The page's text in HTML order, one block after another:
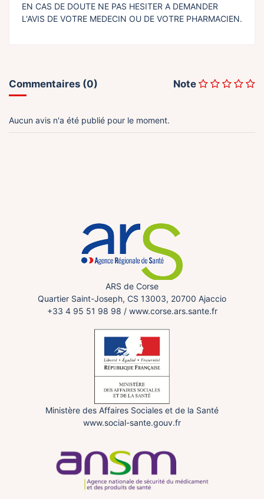
EN CAS DE DOUTE NE PAS HESITER A DEMANDER
L'AVIS DE VOTRE MEDECIN OU DE VOTRE PHARMACIEN.
Note
Commentaires (0)
Aucun avis n'a été publié pour le moment.
ARS de Corse
Quartier Saint-Joseph, CS 13003, 20700 Ajaccio
+33 4 95 51 98 98 / www.corse.ars.sante.fr
Ministère des Affaires Sociales et de la Santé
www.social-sante.gouv.fr